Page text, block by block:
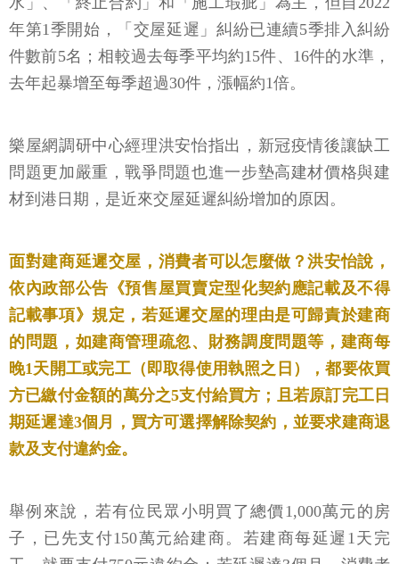
年第1季開始，「交屋延遲」糾紛已連續5季排入糾紛
件數前5名；相較過去每季平均約15件、16件的水準，
去年起暴增至每季超過30件，漲幅約1倍。
樂屋網調研中心經理洪安怡指出，新冠疫情後讓缺工
問題更加嚴重，戰爭問題也進一步墊高建材價格與建
材到港日期，是近來交屋延遲糾紛增加的原因。
面對建商延遲交屋，消費者可以怎麼做？洪安怡說，
依內政部公告《預售屋買賣定型化契約應記載及不得
記載事項》規定，若延遲交屋的理由是可歸責於建商
的問題，如建商管理疏忽、財務調度問題等，建商每
晚1天開工或完工（即取得使用執照之日），都要依買
方已繳付金額的萬分之5支付給買方；且若原訂完工日
期延遲達3個月，買方可選擇解除契約，並要求建商退
款及支付違約金。
舉例來說，若有位民眾小明買了總價1,000萬元的房
子，已先支付150萬元給建商。若建商每延遲1天完